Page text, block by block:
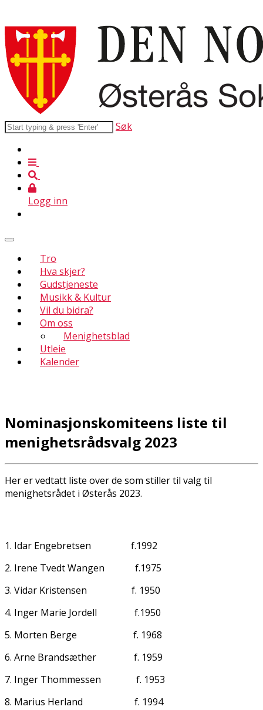
Søk
Logg inn
Tro
Hva skjer?
Gudstjeneste
Musikk & Kultur
Vil du bidra?
Om oss
Menighetsblad
Utleie
Kalender
Nominasjonskomiteens liste til
menighetsrådsvalg 2023
Her er vedtatt liste over de som stiller til valg til
menighetsrådet i Østerås 2023.
1. Idar Engebretsen f.1992
2. Irene Tvedt Wangen f.1975
3. Vidar Kristensen f. 1950
4. Inger Marie Jordell f.1950
5. Morten Berge f. 1968
6. Arne Brandsæther f. 1959
7. Inger Thommessen f. 1953
8. Marius Herland f. 1994